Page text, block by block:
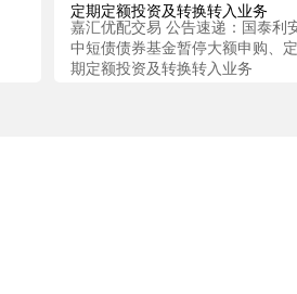
嘉汇优配交易 公告速递：国泰利
中短债债券基金暂停大额申购、定
期定额投资及转换转入业务